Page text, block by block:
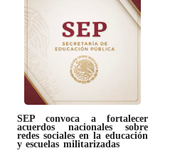
SEP convoca a fortalecer
acuerdos nacionales sobre
redes sociales en la educación
y escuelas militarizadas